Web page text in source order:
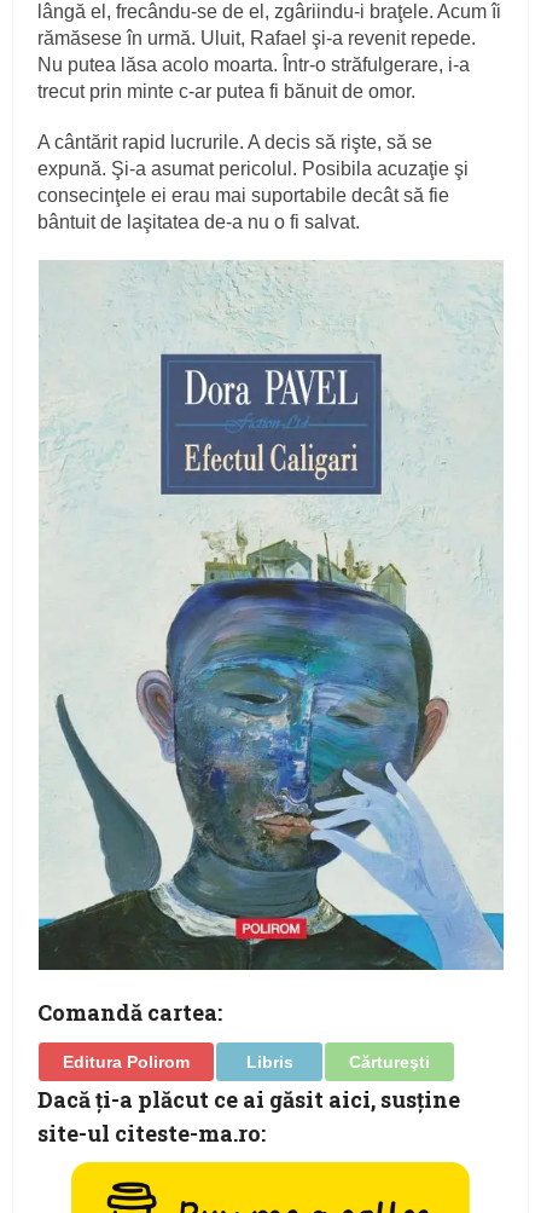
lângă el, frecându-se de el, zgâriindu-i braţele. Acum îi
rămăsese în urmă. Uluit, Rafael şi-a revenit repede.
Nu putea lăsa acolo moarta. Într-o străfulgerare, i-a
trecut prin minte c-ar putea fi bănuit de omor.
A cântărit rapid lucrurile. A decis să rişte, să se
expună. Şi-a asumat pericolul. Posibila acuzaţie şi
consecinţele ei erau mai suportabile decât să fie
bântuit de laşitatea de-a nu o fi salvat.
Comandă cartea:
Editura Polirom Libris Cărtureşti
Dacă ţi-a plăcut ce ai găsit aici, susţine
site-ul citeste-ma.ro: